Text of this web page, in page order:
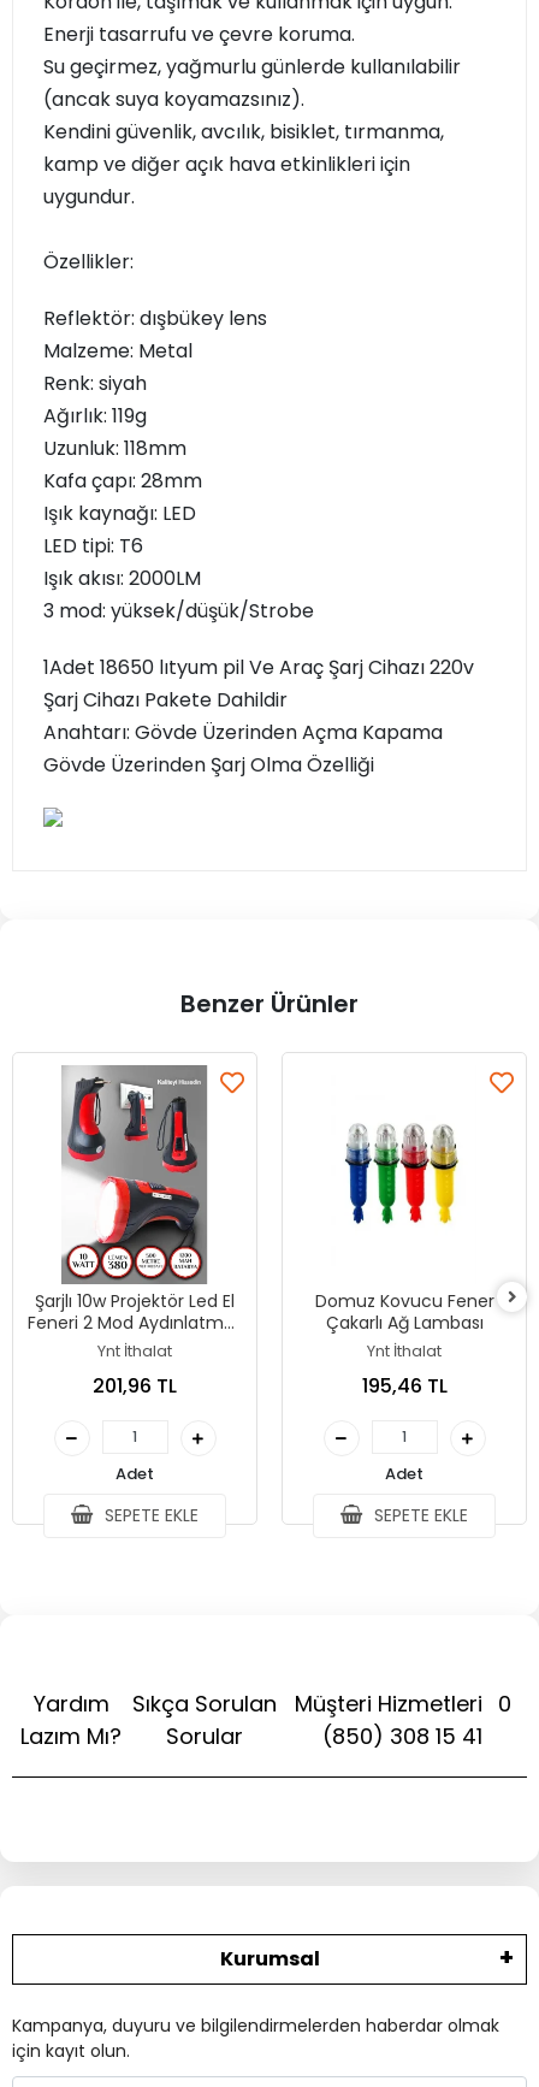
Enerji tasarrufu ve çevre koruma.
Su geçirmez, yağmurlu günlerde kullanılabilir
(ancak suya koyamazsınız).
Kendini güvenlik, avcılık, bisiklet, tırmanma,
kamp ve diğer açık hava etkinlikleri için
uygundur.
Özellikler:
Reflektör: dışbükey lens
Malzeme: Metal
Renk: siyah
Ağırlık: 119g
Uzunluk: 118mm
Kafa çapı: 28mm
Işık kaynağı: LED
LED tipi: T6
Işık akısı: 2000LM
3 mod: yüksek/düşük/Strobe
1Adet 18650 lıtyum pil Ve Araç Şarj Cihazı 220v
Şarj Cihazı Pakete Dahildir
Anahtarı: Gövde Üzerinden Açma Kapama
Gövde Üzerinden Şarj Olma Özelliği
Benzer Ürünler
Şarjlı 10w Projektör Led El
Feneri 2 Mod Aydınlatmalı
Uzun Menzil Güvenlik
Ynt İthalat
201,96 TL
Adet
SEPETE EKLE
Domuz Kovucu Fener
Çakarlı Ağ Lambası
Ynt İthalat
195,46 TL
Adet
SEPETE EKLE
Yardım
Lazım Mı?
Sıkça Sorulan
Sorular
Müşteri Hizmetleri 0
(850) 308 15 41
Kurumsal
Kampanya, duyuru ve bilgilendirmelerden haberdar olmak
için kayıt olun.